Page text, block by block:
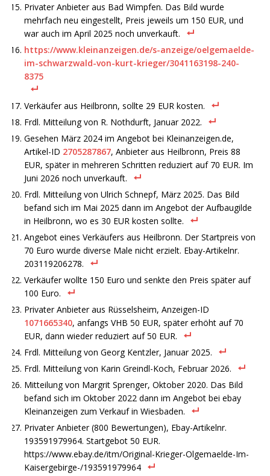
Privater Anbieter aus Bad Wimpfen. Das Bild wurde
mehrfach neu eingestellt, Preis jeweils um 150 EUR, und
war auch im April 2025 noch unverkauft.
https://www.kleinanzeigen.de/s-anzeige/oelgemaelde-
im-schwarzwald-von-kurt-krieger/3041163198-240-
8375
Verkäufer aus Heilbronn, sollte 29 EUR kosten.
Frdl. Mitteilung von R. Nothdurft, Januar 2022.
Gesehen März 2024 im Angebot bei Kleinanzeigen.de,
Artikel-ID 2705287867, Anbieter aus Heilbronn, Preis 88
EUR, später in mehreren Schritten reduziert auf 70 EUR. Im
Juni 2026 noch unverkauft.
Frdl. Mitteilung von Ulrich Schnepf, März 2025. Das Bild
befand sich im Mai 2025 dann im Angebot der Aufbaugilde
in Heilbronn, wo es 30 EUR kosten sollte.
Angebot eines Verkäufers aus Heilbronn. Der Startpreis von
70 Euro wurde diverse Male nicht erzielt. Ebay-Artikelnr.
203119206278.
Verkäufer wollte 150 Euro und senkte den Preis später auf
100 Euro.
Privater Anbieter aus Rüsselsheim, Anzeigen-ID
1071665340, anfangs VHB 50 EUR, später erhöht auf 70
EUR, dann wieder reduziert auf 50 EUR.
Frdl. Mitteilung von Georg Kentzler, Januar 2025.
Frdl. Mitteilung von Karin Greindl-Koch, Februar 2026.
Mitteilung von Margrit Sprenger, Oktober 2020. Das Bild
befand sich im Oktober 2022 dann im Angebot bei ebay
Kleinanzeigen zum Verkauf in Wiesbaden.
Privater Anbieter (800 Bewertungen), Ebay-Artikelnr.
193591979964. Startgebot 50 EUR.
https://www.ebay.de/itm/Original-Krieger-Olgemaelde-Im-
Kaisergebirge-/193591979964